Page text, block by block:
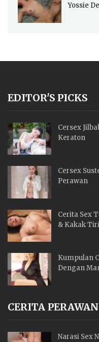
Yossie
EDITOR'S PICKS
Cersex
Keraton
Cersex
Perawan
Cerita Sex
& Kakak
Kumpulan
Dengan
CERITA PERAWAN
Narasi Sex